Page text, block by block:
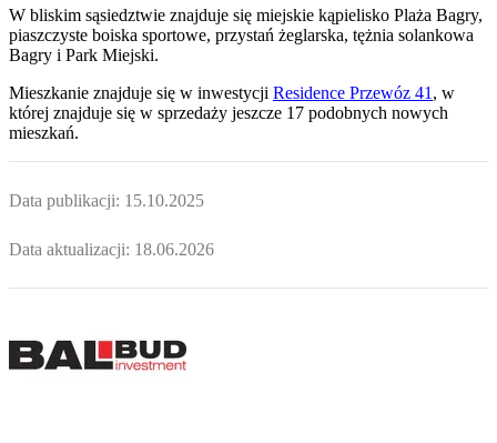
W bliskim sąsiedztwie znajduje się miejskie kąpielisko Plaża Bagry,
piaszczyste boiska sportowe, przystań żeglarska, tężnia solankowa
Bagry i Park Miejski.
Mieszkanie znajduje się w inwestycji Residence Przewóz 41 , w
której znajduje się w sprzedaży jeszcze 17 podobnych nowych
mieszkań.
Data publikacji: 15.10.2025
Data aktualizacji: 18.06.2026